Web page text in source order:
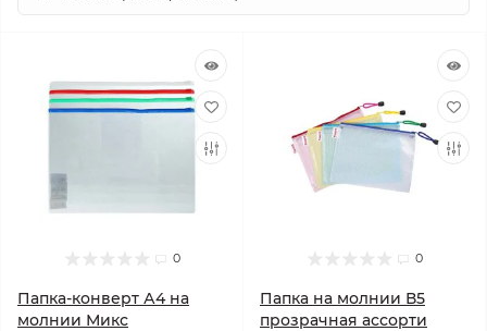
0
Папка-конверт А4 на
молнии Микс
0
Папка на молнии В5
прозрачная ассорти